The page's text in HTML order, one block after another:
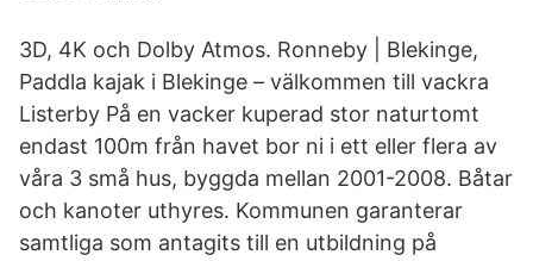
3D, 4K och Dolby Atmos. Ronneby | Blekinge,
Paddla kajak i Blekinge – välkommen till vackra
Listerby På en vacker kuperad stor naturtomt
endast 100m från havet bor ni i ett eller flera av
våra 3 små hus, byggda mellan 2001-2008. Båtar
och kanoter uthyres. Kommunen garanterar
samtliga som antagits till en utbildning på